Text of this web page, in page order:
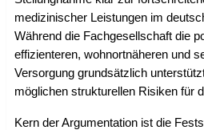
medizinischer Leistungen im
Während die Fachgesellschaft die
effizienteren, wohnortnäheren und
Versorgung grundsätzlich
möglichen strukturellen Risiken für
Kern der Argumentation ist die